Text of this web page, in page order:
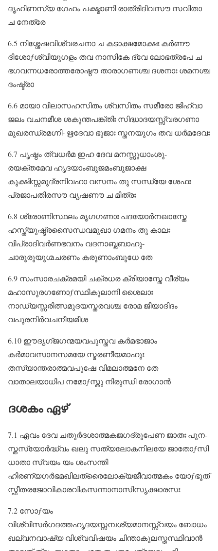
ദൃഹിണസ്യ ഗേഹം പക്ഷ്മാണി രാത്രിദിവസൗ സവിതാ
ച നേത്രേ
6.5 നിശ്ശേഷവിശ്വരചനാ ച കടാക്ഷമോക്ഷഃ കർണൗ
ദിശോƒശ്വിയുഗളം തവ നാസികേ ദ്വേ ലോഭത്രപേ ച
ഭഗവന്നധരോത്തരോഷ്ഠൗ താരാഗണശ്ച ദശനാഃ ശമനശ്ച
ദംഷ്ട്രാ
6.6 മായാ വിലാസഹസിതം ശ്വസിതം സമീരോ ജിഹ്വാ
ജലം വചനമീശ ശകുന്തപങ്ക്തിഃ സിദ്ധാദയസ്സ്വരഗണാ
മുഖരന്ധ്രമഗ്നി- ഋദേവാ ഭുജാഃ സ്തനയുഗം തവ ധർമദേവഃ
6.7 പൃഷ്ഠം ത്വധർമ ഇഹ ദേവ മനസ്സുധാംശു-
രയക്തമേവ ഹൃദയാംബുജമംബുജാക്ഷ
കുക്ഷിസ്സമുദ്രനിവഹാ വസനം തു സന്ധ്യേ ശേഫഃ
പ്രജാപതിരസൗ വൃഷണൗ ച മിത്രഃ
6.8 ശ്രോണിസ്ഥലം മൃഗഗണാഃ പദയോർനഖാസ്തേ
ഹസ്ത്യുഷ്ട്രസൈന്ധവമുഖാ ഗമനം തു കാലഃ
വിപ്രാദിവർണഭവനം വദനാബ്ജബാഹു-
ചാരൂരുയുഗ്മചരണം കരുണാംബുധേ തേ
6.9 സംസാരചക്രമയി ചക്രധര ക്രിയാസ്തേ വീര്യം
മഹാസുരഗണോƒസ്ഥികുലാനി ശൈലാഃ
നാഡ്യസ്സരിത്സമുദയസ്തരവശ്ച രോമ ജീയാദിദം
വപുരനിർവചനീയമീശ
6.10 ഈദൃഗ്ജഗന്മയവപുസ്തവ കർമഭാജാം
കർമാവസാനസമയേ സ്മരണീയമാഹുഃ
തസ്യാന്തരാത്മവപുഷേ വിമലാത്മനേ തേ
വാതാലയാധിപ നമോƒസ്തു നിരുന്ധി രോഗാൻ
ദശകം ഏഴ്
7.1 ഏവം ദേവ ചതുർദശാത്മകജഗദ്രൂപേണ ജാതഃ പുന-
സ്തസ്യോർദ്ധ്വം ഖലു സത്യലോകനിലയേ ജാതോƒസി
ധാതാ സ്വയം യം ശംസന്തി
ഹിരണ്യഗർഭമഖിലത്രൈലോക്യജീവാത്മകം യോƒഭൂത്‌
സ്ഫീതരജോവികാരവികസന്നാനാസിസൃക്ഷാരസഃ
7.2 സോƒയം
വിശ്വിസർഗദത്തഹൃദയസ്സമ്പശ്യമാനസ്സ്വയം ബോധം
ഖല്വനവാഷ്യ വിശ്വവിഷയം ചിന്താകുലസ്തസ്ഥിവാൻ